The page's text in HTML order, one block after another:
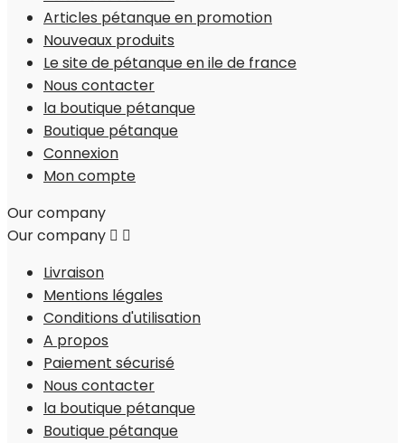
Articles pétanque en promotion
Nouveaux produits
Le site de pétanque en ile de france
Nous contacter
la boutique pétanque
Boutique pétanque
Connexion
Mon compte
Our company
Our company  
Livraison
Mentions légales
Conditions d'utilisation
A propos
Paiement sécurisé
Nous contacter
la boutique pétanque
Boutique pétanque